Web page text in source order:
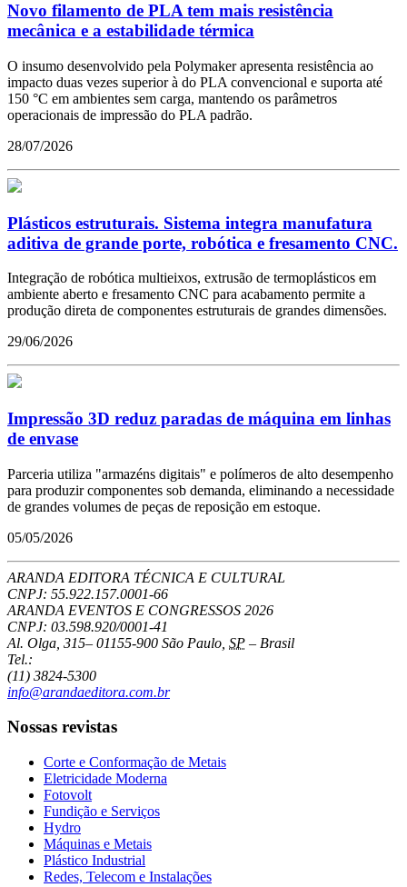
Novo filamento de PLA tem mais resistência
mecânica e a estabilidade térmica
O insumo desenvolvido pela Polymaker apresenta resistência ao
impacto duas vezes superior à do PLA convencional e suporta até
150 °C em ambientes sem carga, mantendo os parâmetros
operacionais de impressão do PLA padrão.
28/07/2026
Plásticos estruturais. Sistema integra manufatura
aditiva de grande porte, robótica e fresamento CNC.
Integração de robótica multieixos, extrusão de termoplásticos em
ambiente aberto e fresamento CNC para acabamento permite a
produção direta de componentes estruturais de grandes dimensões.
29/06/2026
Impressão 3D reduz paradas de máquina em linhas
de envase
Parceria utiliza "armazéns digitais" e polímeros de alto desempenho
para produzir componentes sob demanda, eliminando a necessidade
de grandes volumes de peças de reposição em estoque.
05/05/2026
ARANDA EDITORA TÉCNICA E CULTURAL
CNPJ: 55.922.157.0001-66
ARANDA EVENTOS E CONGRESSOS 2026
CNPJ: 03.598.920/0001-41
Al. Olga, 315– 01155-900 São Paulo SP – Brasil
Tel.:
(11) 3824-5300
info@arandaeditora.com.br
Nossas revistas
Corte e Conformação de Metais
Eletricidade Moderna
Fotovolt
Fundição e Serviços
Hydro
Máquinas e Metais
Plástico Industrial
Redes, Telecom e Instalações